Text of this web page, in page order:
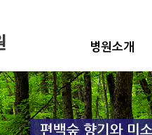
병원소개